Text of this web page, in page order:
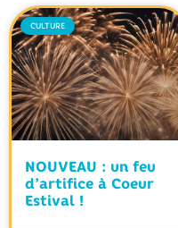
CULTURE
NOUVEAU : un feu
d’artifice à Coeur
Estival !